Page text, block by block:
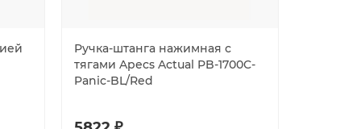
Ручка-штанга нажимная с
тягами Apecs Actual PB-1700C-
Panic-BL/Red